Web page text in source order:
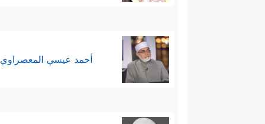
أحمد عيسي المعصراوي